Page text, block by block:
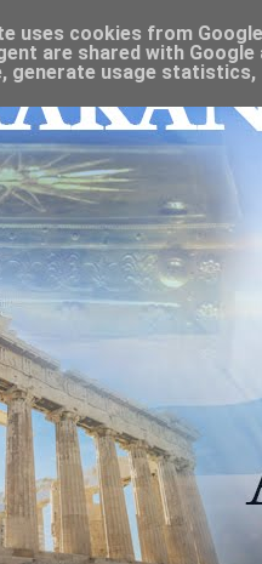
uses cookies from
are shared with
generate usage statistics,